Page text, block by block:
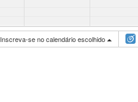
Inscreva-se no calendário escolhido